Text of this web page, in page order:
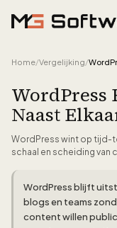
Home/Vergelijking/
WordPress
Naast
WordPress wint op tijd-
schaal en scheiding van
WordPress blijft
blogs en teams
content willen